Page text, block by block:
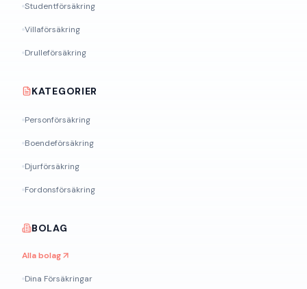
Studentförsäkring
Villaförsäkring
Drulleförsäkring
KATEGORIER
Personförsäkring
Boendeförsäkring
Djurförsäkring
Fordonsförsäkring
BOLAG
Alla bolag
Dina Försäkringar